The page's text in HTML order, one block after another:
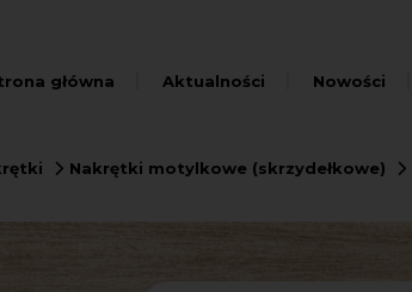
główna Aktualności Nowości
Nakrętki motylkowe (skrzydełkowe)